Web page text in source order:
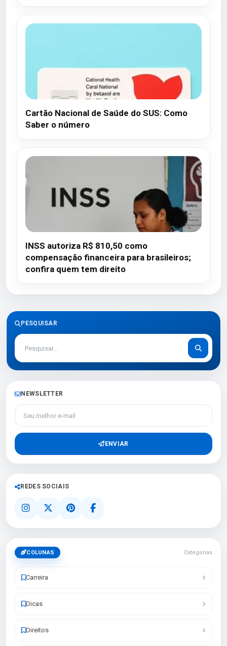
Cartão Nacional de Saúde do SUS: Como
Saber o número
INSS autoriza R$ 810,50 como
compensação financeira para brasileiros;
confira quem tem direito
PESQUISAR
NEWSLETTER
Seu melhor e-mail
ENVIAR
REDES SOCIAIS
COLUNAS Categorias
Carreira
Dicas
Direitos